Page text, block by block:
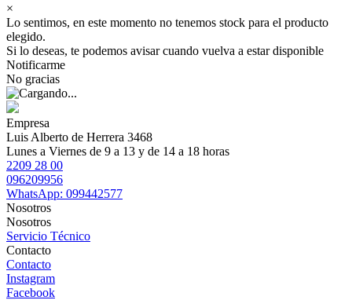
×
Lo sentimos, en este momento no tenemos stock para el producto
elegido.
Si lo deseas, te podemos avisar cuando vuelva a estar disponible
Notificarme
No gracias
Empresa
Luis Alberto de Herrera 3468
Lunes a Viernes de 9 a 13 y de 14 a 18 horas
2209 28 00
096209956
WhatsApp: 099442577
Nosotros
Nosotros
Servicio Técnico
Contacto
Contacto
Instagram
Facebook